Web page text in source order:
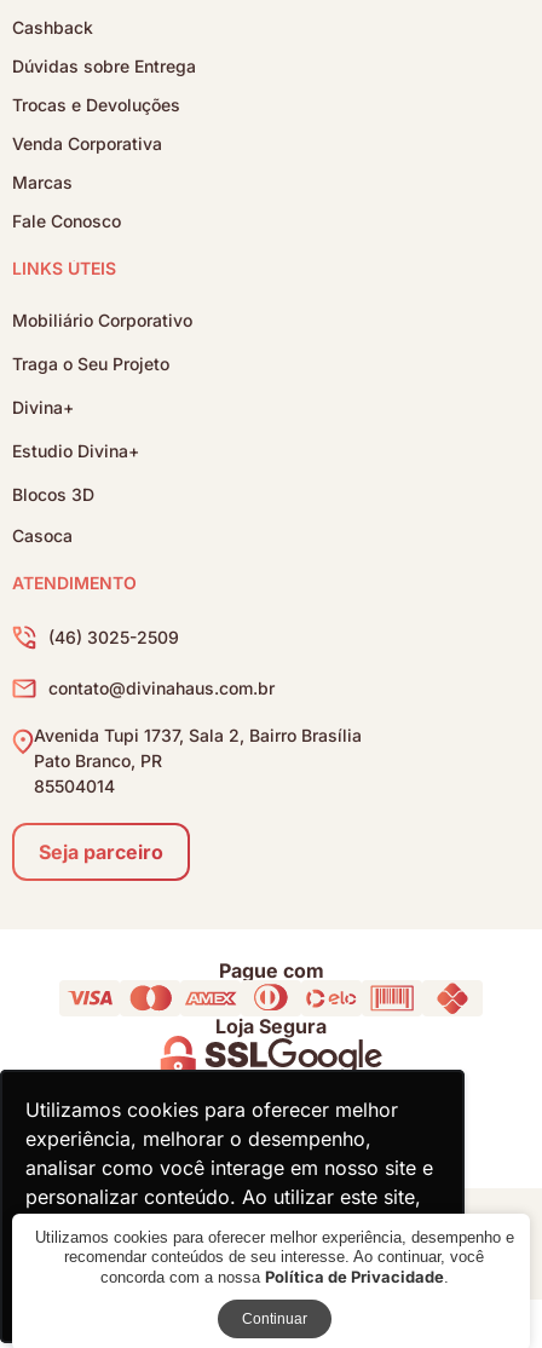
Utilizamos cookies para oferecer melhor
experiência, melhorar o desempenho,
analisar como você interage em nosso site e
personalizar conteúdo. Ao utilizar este site,
você concorda com o uso de cookies.
Utilizamos cookies para oferecer melhor
experiência, melhorar o desempenho,
analisar como você interage em nosso site e
personalizar conteúdo. Ao utilizar este site,
você concorda com o uso de cookies.
Receba novidades
Cashback
Dúvidas sobre Entrega
Trocas e Devoluções
Venda Corporativa
Marcas
Fale Conosco
LINKS ÚTEIS
Mobiliário Corporativo
Traga o Seu Projeto
Divina+
Estudio Divina+
Blocos 3D
Casoca
ATENDIMENTO
(46) 3025-2509
contato@divinahaus.com.br
Avenida Tupi 1737, Sala 2, Bairro Brasília
Pato Branco, PR
85504014
Seja parceiro
Pague com
Loja Segura
Acompanhe
© 2000 - 2026 - Divina Haus - CNPJ: 18.930.821/0001-92
Utilizamos cookies para oferecer melhor experiência, desempenho e
recomendar conteúdos de seu interesse. Ao continuar, você
concorda com a nossa Política de Privacidade.
Continuar
Verificada por